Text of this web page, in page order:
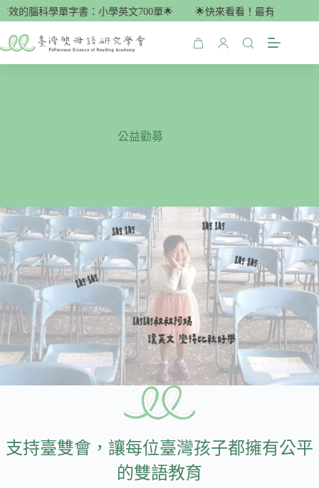
跳
主
的腦科學單字書：小學英文700單🌟 🌟快來看看！最有效的腦科
購
公益勸募
支持臺雙會，讓每位臺灣孩子都擁有公平
的雙語教育